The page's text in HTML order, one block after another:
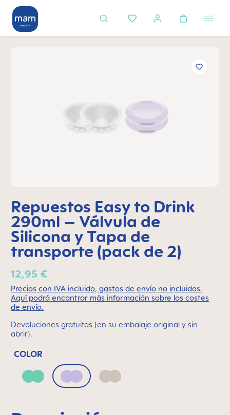
principal
Repuestos Easy to Drink
290ml – Válvula de
Silicona y Tapa de
transporte (pack de 2)
12,95 €
Precios con IVA incluido, gastos de envío no incluidos.
Aquí podrá encontrar más información sobre los costes
de envío.
Devoluciones gratuitas (en su embalaje original y sin
abrir).
COLOR
Green Lilac Neutral